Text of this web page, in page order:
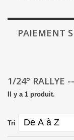
PAIEMENT
1/24° RALLYE
Il y a 1 produit.
Tri